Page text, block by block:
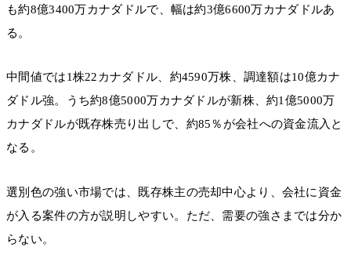
も約8億3400万カナダドルで、幅は約3億6600万カナダドルあ
る。
中間値では1株22カナダドル、約4590万株、調達額は10億カナ
ダドル強。うち約8億5000万カナダドルが新株、約1億5000万
カナダドルが既存株売り出しで、約85％が会社への資金流入と
なる。
選別色の強い市場では、既存株主の売却中心より、会社に資金
が入る案件の方が説明しやすい。ただ、需要の強さまでは分か
らない。